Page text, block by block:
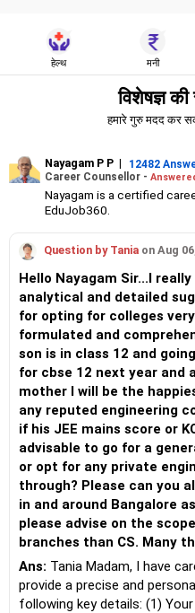
हेल्थ मनी
विशेषज्ञ की
हमारे गुरु मदद कर
Nayagam P P | 12482
Career Counsellor -
Nayagam is a certified
EduJob360.
Classes 8 to 12, helping
and college/university.
He also counsels students
exams for getting
for their graduate/
He has guided both fresh
professionals on how to
interviews and how to
job.
Nayagam has published an
Without Googling.
He has a postgraduate
Vidya Bhavan, Delhi, a
Madras University, a
from Symbiosis, Pune, and
from Counsel India.
He has also completed his
from ICCC-Mindler and
Question by Tania on Aug
Hello Nayagam Sir...I
analytical and detailed
for opting for colleges
formulated and
son is in class 12 and
for cbse 12 next year and
mother I will be the
any reputed engineering
if his JEE mains score or
advisable to go for a
or opt for any private
through? Please can you
in and around Bangalore
please advise on the
branches than CS. Many
Ans: Tania Madam, I have
provide a precise and
following key details: (1)